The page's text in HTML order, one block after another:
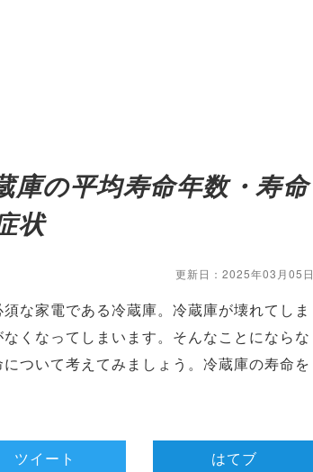
庫の平均寿命年数・寿命
状
更新日：2025年03月05日
な家電である冷蔵庫。冷蔵庫が壊れてしま
くなってしまいます。そんなことにならな
ついて考えてみましょう。冷蔵庫の寿命を
ツイート はてブ